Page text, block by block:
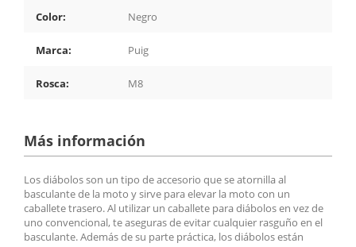
Color: Negro
Marca: Puig
Rosca: M8
Más información
Los diábolos son un tipo de accesorio que se atornilla al
basculante de la moto y sirve para elevar la moto con un
caballete trasero. Al utilizar un caballete para diábolos en vez de
uno convencional, te aseguras de evitar cualquier rasguño en el
basculante. Además de su parte práctica, los diábolos están